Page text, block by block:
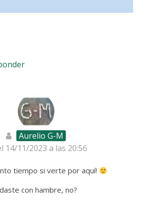
Aurelio G-M
14/11/2023 a las 20:56
tiempo si verte por aquí!
con hambre, no?